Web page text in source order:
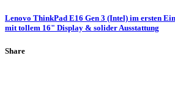
Lenovo ThinkPad E16 Gen 3 (Intel) im ersten
mit tollem 16" Display & solider Ausstattung
Share